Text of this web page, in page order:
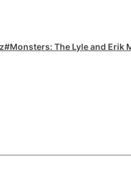
Monsters: The Lyle and Erik